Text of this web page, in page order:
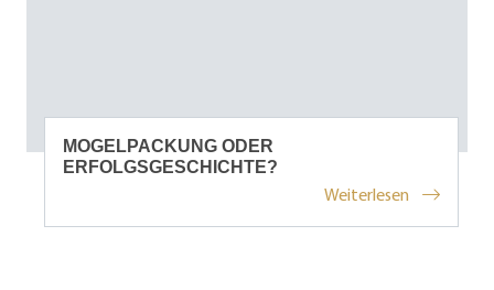
MOGELPACKUNG ODER
ERFOLGSGESCHICHTE?
Weiterlesen